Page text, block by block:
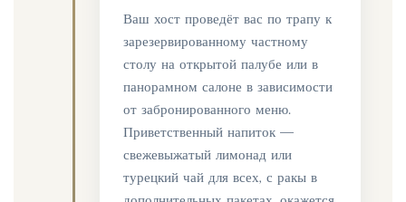
Ваш хост проведёт вас по трапу к
зарезервированному частному
столу на открытой палубе или в
панорамном салоне в зависимости
от забронированного меню.
Приветственный напиток —
свежевыжатый лимонад или
турецкий чай для всех, с ракы в